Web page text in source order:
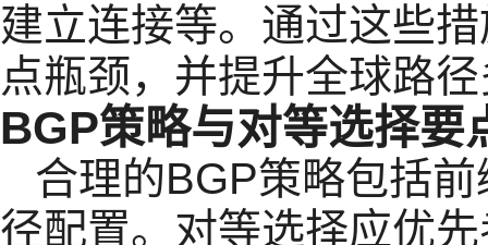
建立连接等。通过这些
点瓶颈，并提升全球路
BGP策略与对等选择要
合理的BGP策略包括
径配置。对等选择应优